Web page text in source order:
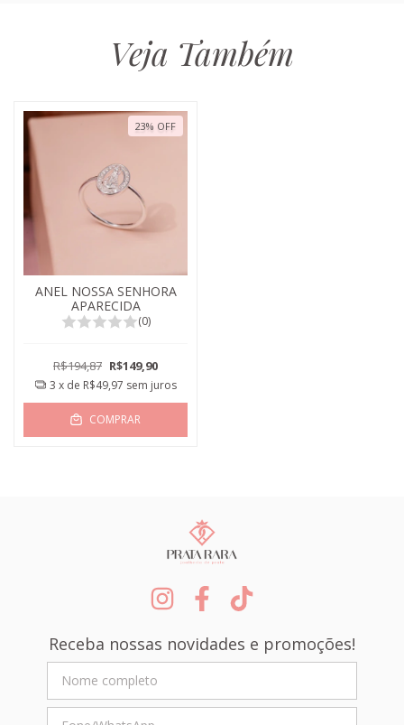
Veja Também
23% OFF
ANEL NOSSA SENHORA
APARECIDA
(0)
R$194,87 R$149,90
3 x de R$49,97 sem juros
COMPRAR
Receba nossas novidades e promoções!